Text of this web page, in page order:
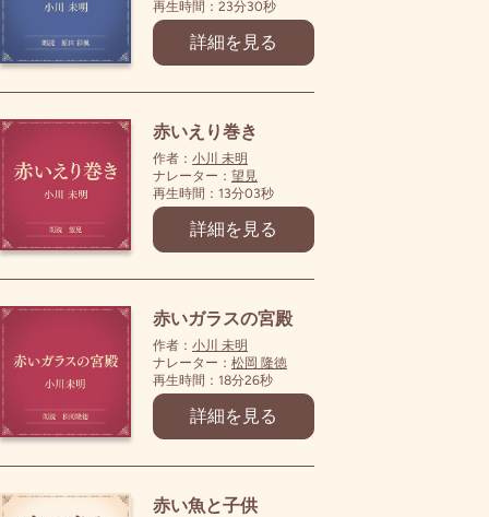
再生時間：23分30秒
詳細を見る
赤いえり巻き
作者： 小川 未明
ナレーター： 望見
再生時間：13分03秒
詳細を見る
赤いガラスの宮殿
作者： 小川 未明
ナレーター： 松岡 隆徳
再生時間：18分26秒
詳細を見る
赤い魚と子供